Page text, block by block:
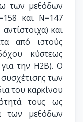
των μεθόδων
και Ν=147
και
από ιστούς
κύστεως
την Η2Β). Ο
των
του καρκίνου
τους ως
των μεθόδων